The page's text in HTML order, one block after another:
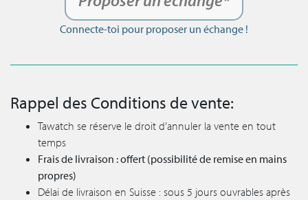
Connecte-toi pour proposer un échange !
Rappel des Conditions de vente:
Tawatch se réserve le droit d’annuler la vente en tout
temps
Frais de livraison : offert (possibilité de remise en mains
propres)
Délai de livraison en Suisse : sous 5 jours ouvrables après